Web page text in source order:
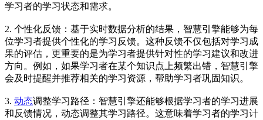
学习者的学习状态和需求。
2. 个性化反馈：基于实时数据分析的结果，智慧引擎能够为每
位学习者提供个性化的学习反馈。这种反馈不仅包括对学习成
果的评估，更重要的是为学习者提供针对性的学习建议和改进
方向。例如，如果学习者在某个知识点上频繁出错，智慧引擎
会及时提醒并推荐相关的学习资源，帮助学习者巩固知识。
3. 动态调整学习路径：智慧引擎还能够根据学习者的学习进展
和反馈情况，动态调整其学习路径。这意味着学习者的学习计